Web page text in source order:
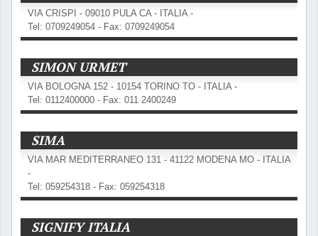
VIA CRISPI - 09010 PULA CA - ITALIA -
Tel: 0709249054 - Fax: 0709249054
SIMON URMET
VIA BOLOGNA 152 - 10154 TORINO TO - ITALIA -
Tel: 0112400000 - Fax: 011 2400249
SIMA
VIA MAR MEDITERRANEO 131 - 41122 MODENA MO - ITALIA
-
Tel: 059254318 - Fax: 059254318
SIGNIFY ITALIA